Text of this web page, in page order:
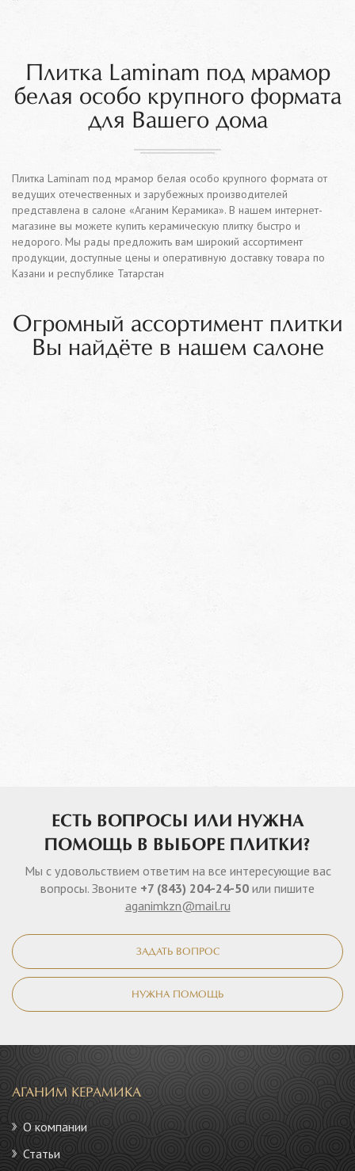
Плитка Laminam под мрамор
белая особо крупного формата
для Вашего дома
Плитка Laminam под мрамор белая особо крупного формата от
ведущих отечественных и зарубежных производителей
представлена в салоне «Аганим Керамика». В нашем интернет-
магазине вы можете купить керамическую плитку быстро и
недорого. Мы рады предложить вам широкий ассортимент
продукции, доступные цены и оперативную доставку товара по
Казани и республике Татарстан
Огромный ассортимент плитки
Вы найдёте в нашем салоне
ЕСТЬ ВОПРОСЫ ИЛИ НУЖНА
ПОМОЩЬ В ВЫБОРЕ ПЛИТКИ?
Мы с удовольствием ответим на все интересующие вас
вопросы. Звоните +7 (843) 204-24-50 или пишите
aganimkzn@mail.ru
ЗАДАТЬ ВОПРОС
НУЖНА ПОМОЩЬ
АГАНИМ КЕРАМИКА
О компании
Статьи